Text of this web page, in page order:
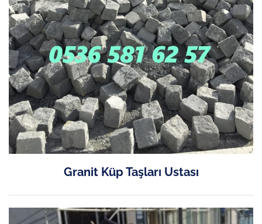
Granit Küp Taşları Ustası